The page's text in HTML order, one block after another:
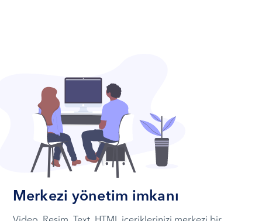
Merkezi yönetim imkanı